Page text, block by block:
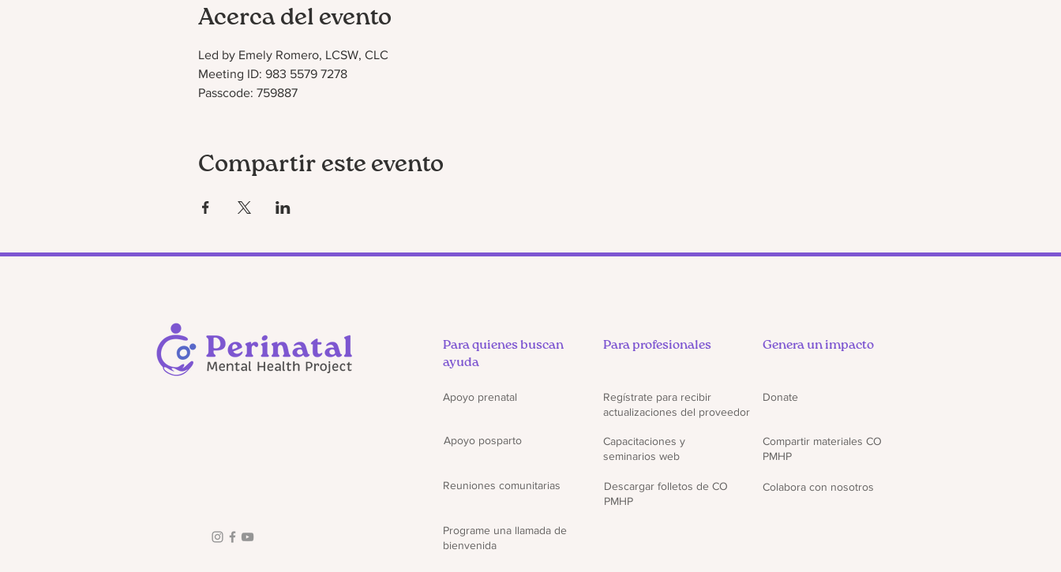
Acerca del evento
Led by Emely Romero, LCSW, CLC
Meeting ID: 983 5579 7278
Passcode: 759887
Compartir este evento
Para quienes buscan
ayuda
Apoyo prenatal
Apoyo posparto
Reuniones comunitarias
Para profesionales
Regístrate para recibir
actualizaciones del proveedor
Capacitaciones y
seminarios web
Descargar folletos de CO
PMHP
Genera un impacto
Donate
Compartir materiales CO
PMHP
Colabora con nosotros
Programe una llamada de
bienvenida